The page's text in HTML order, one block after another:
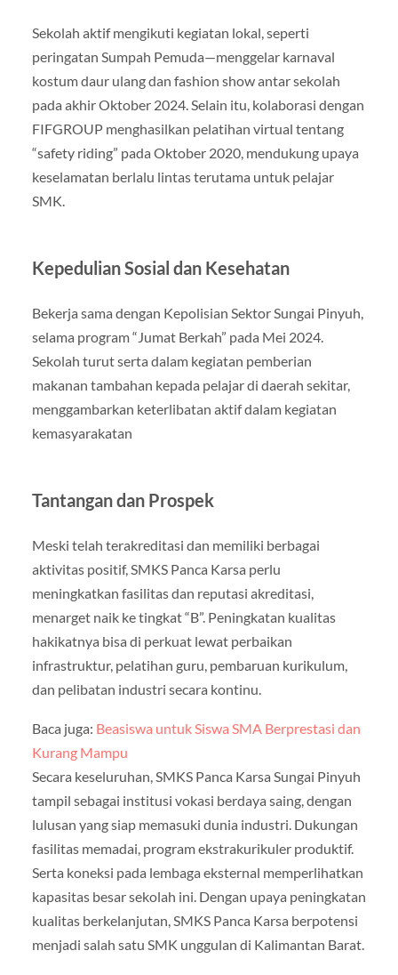
Sekolah aktif mengikuti kegiatan lokal, seperti
peringatan Sumpah Pemuda—menggelar karnaval
kostum daur ulang dan fashion show antar sekolah
pada akhir Oktober 2024.Selain itu, kolaborasi dengan
FIFGROUP menghasilkan pelatihan virtual tentang
“safety riding” pada Oktober 2020, mendukung upaya
keselamatan berlalu lintas terutama untuk pelajar
SMK.
Kepedulian Sosial dan Kesehatan
Bekerja sama dengan Kepolisian Sektor Sungai Pinyuh,
selama program “Jumat Berkah” pada Mei 2024.
Sekolah turut serta dalam kegiatan pemberian
makanan tambahan kepada pelajar di daerah sekitar,
menggambarkan keterlibatan aktif dalam kegiatan
kemasyarakatan
Tantangan dan Prospek
Meski telah terakreditasi dan memiliki berbagai
aktivitas positif, SMKS Panca Karsa perlu
meningkatkan fasilitas dan reputasi akreditasi,
menarget naik ke tingkat “B”. Peningkatan kualitas
hakikatnya bisa di perkuat lewat perbaikan
infrastruktur, pelatihan guru, pembaruan kurikulum,
dan pelibatan industri secara kontinu.
Baca juga: Beasiswa untuk Siswa SMA Berprestasi dan
Kurang Mampu
Secara keseluruhan, SMKS Panca Karsa Sungai Pinyuh
tampil sebagai institusi vokasi berdaya saing, dengan
lulusan yang siap memasuki dunia industri. Dukungan
fasilitas memadai, program ekstrakurikuler produktif.
Serta koneksi pada lembaga eksternal memperlihatkan
kapasitas besar sekolah ini. Dengan upaya peningkatan
kualitas berkelanjutan, SMKS Panca Karsa berpotensi
menjadi salah satu SMK unggulan di Kalimantan Barat.